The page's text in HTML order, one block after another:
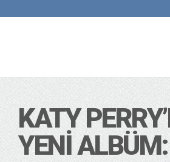
KATY
YENI